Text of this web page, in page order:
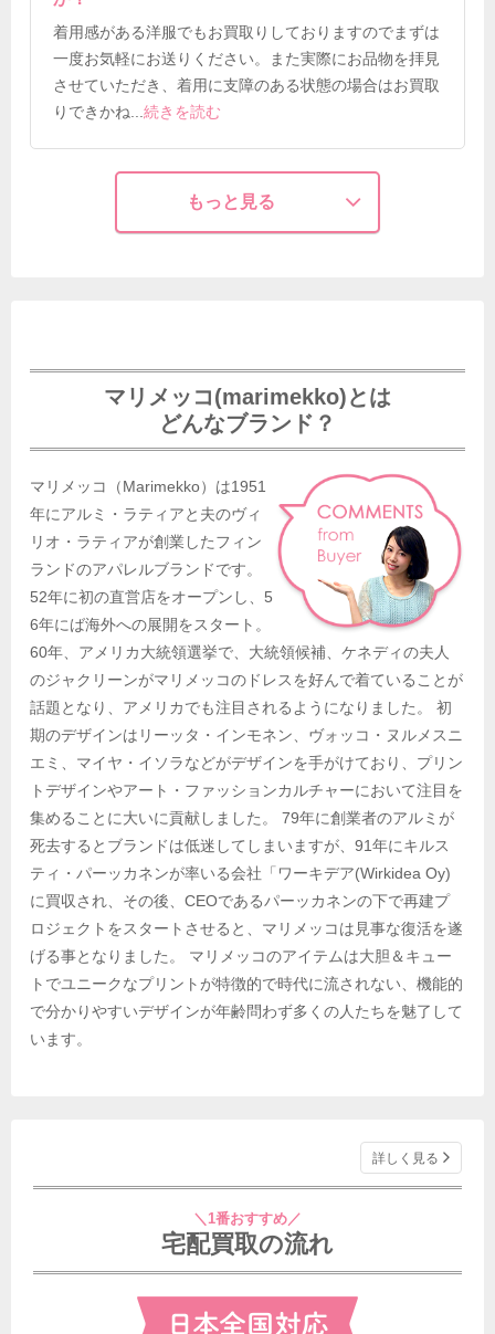
着用感がある洋服でもお買取りしておりますのでまずは
一度お気軽にお送りください。また実際にお品物を拝見
させていただき、着用に支障のある状態の場合はお買取
りできかね...続きを読む
もっと見る
マリメッコ(marimekko)とは
どんなブランド？
マリメッコ（Marimekko）は1951
年にアルミ・ラティアと夫のヴィ
リオ・ラティアが創業したフィン
ランドのアパレルブランドです。
52年に初の直営店をオープンし、5
6年にば海外への展開をスタート。
60年、アメリカ大統領選挙で、大統領候補、ケネディの夫人
のジャクリーンがマリメッコのドレスを好んで着ていることが
話題となり、アメリカでも注目されるようになりました。 初
期のデザインはリーッタ・インモネン、ヴォッコ・ヌルメスニ
エミ、マイヤ・イソラなどがデザインを手がけており、プリン
トデザインやアート・ファッションカルチャーにおいて注目を
集めることに大いに貢献しました。 79年に創業者のアルミが
死去するとブランドは低迷してしまいますが、91年にキルス
ティ・パーッカネンが率いる会社「ワーキデア(Wirkidea Oy)
に買収され、その後、CEOであるパーッカネンの下で再建プ
ロジェクトをスタートさせると、マリメッコは見事な復活を遂
げる事となりました。 マリメッコのアイテムは大胆＆キュー
トでユニークなプリントが特徴的で時代に流されない、機能的
で分かりやすいデザインが年齢問わず多くの人たちを魅了して
います。
詳しく見る
＼1番おすすめ／
宅配買取の流れ